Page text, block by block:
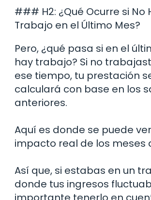
### H2: ¿Qué Ocurre si No
Trabajo en el Último Mes?
Pero, ¿qué pasa si en el
hay trabajo? Si no
ese tiempo, tu prestación
calculará con base en los
anteriores.
Aquí es donde se puede
impacto real de los meses
Así que, si estabas en un
donde tus ingresos